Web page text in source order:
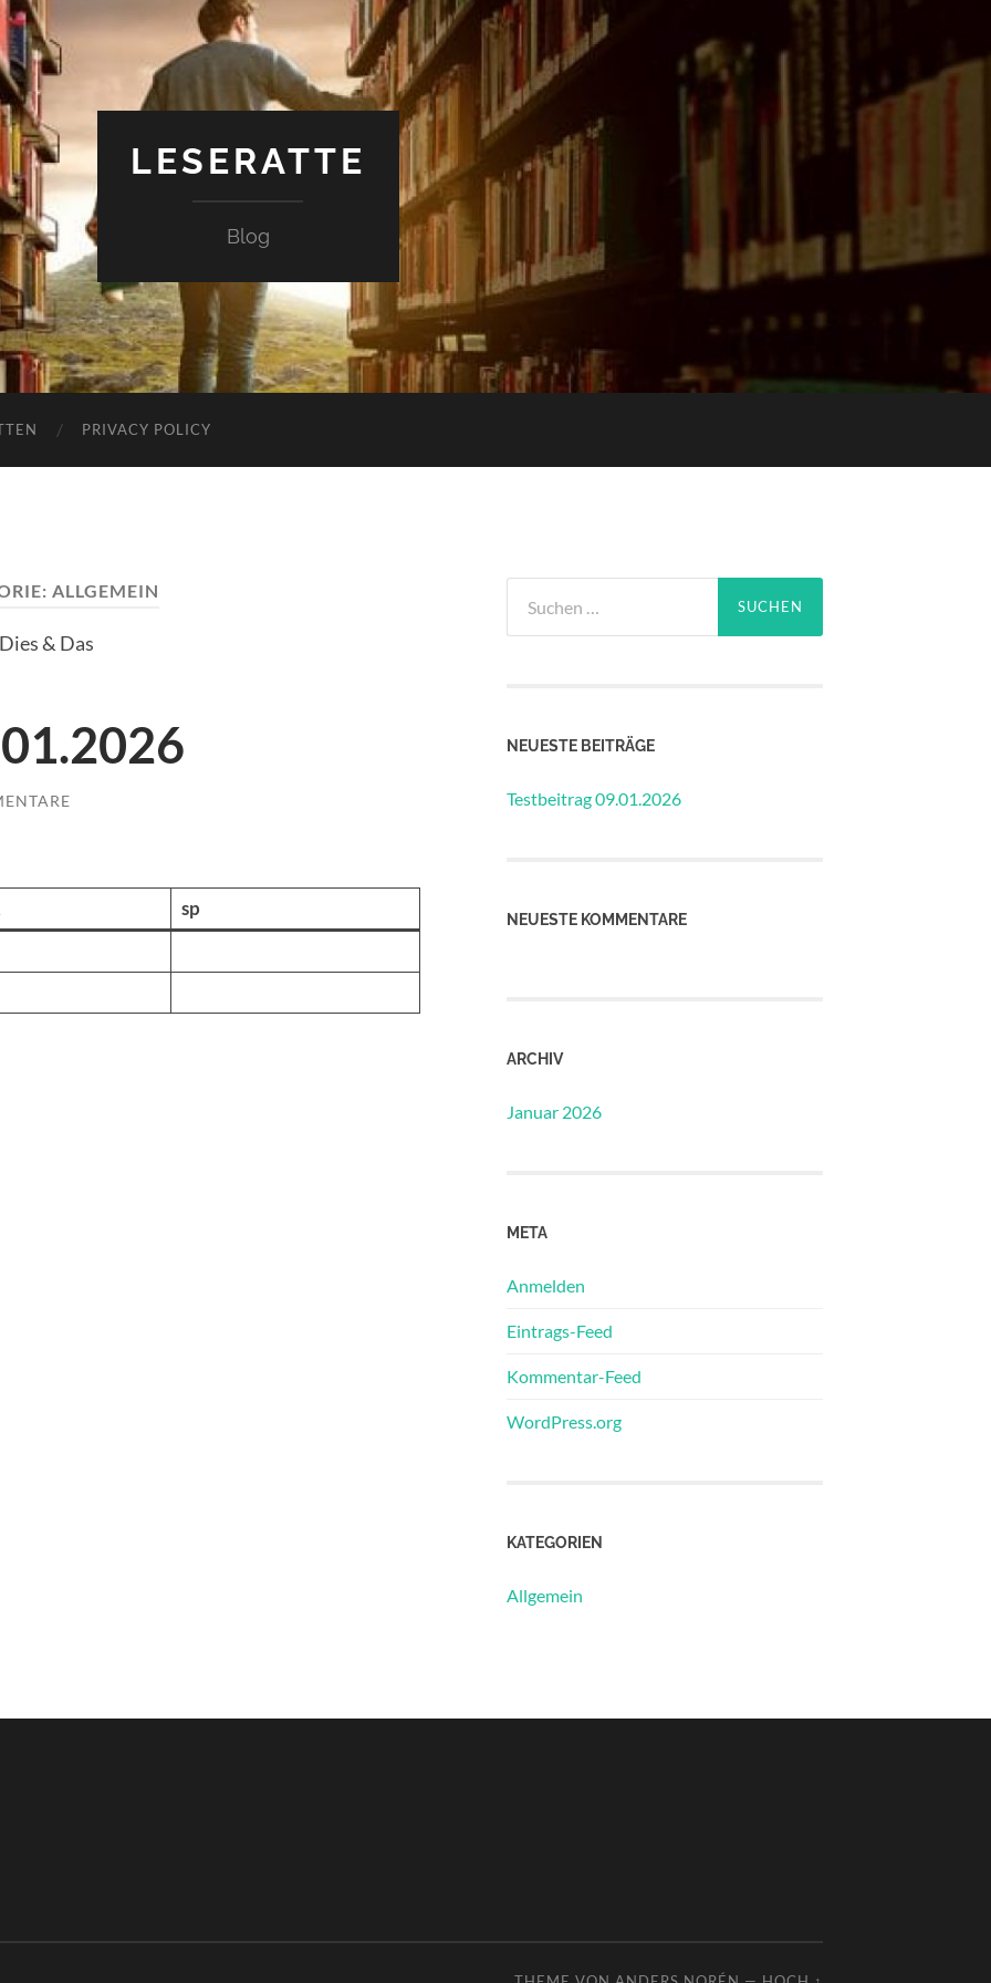
LESERATTE
Blog
PRIVACY POLICY
ALLGEMEIN
Dies & Das
sp
nach:
NEUESTE BEITRÄGE
Testbeitrag 09.01.2026
NEUESTE KOMMENTARE
ARCHIV
Januar 2026
META
Anmelden
Eintrags-Feed
Kommentar-Feed
WordPress.org
KATEGORIEN
Allgemein